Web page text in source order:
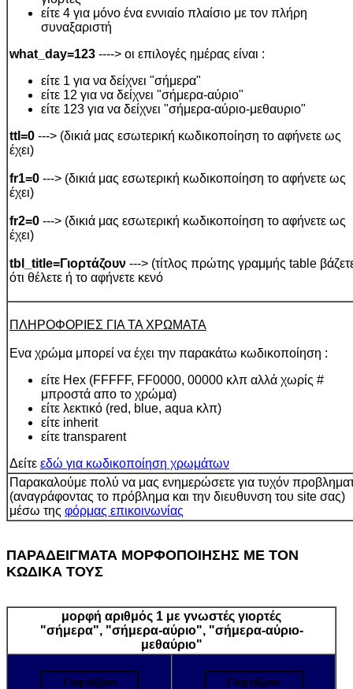
είτε 4 για μόνο ένα εννιαίο πλαίσιο με τον πλήρη
συναξαριστή
what_day=123 ----> οι επιλογές ημέρας είναι :
είτε 1 για να δείχνει "σήμερα"
είτε 12 για να δείχνει "σήμερα-αύριο"
είτε 123 για να δείχνει "σήμερα-αύριο-μεθαυριο"
ttl=0 ---> (δικιά μας εσωτερική κωδικοποίηση το αφήνετε ως
έχει)
fr1=0 ---> (δικιά μας εσωτερική κωδικοποίηση το αφήνετε ως
έχει)
fr2=0 ---> (δικιά μας εσωτερική κωδικοποίηση το αφήνετε ως
έχει)
tbl_title=Γιορτάζουν ---> (τίτλος πρώτης γραμμής table
ότι θέλετε ή το αφήνετε κενό
ΠΛΗΡΟΦΟΡΙΕΣ ΓΙΑ ΤΑ ΧΡΩΜΑΤΑ
Ενα χρώμα μπορεί να έχει την παρακάτω κωδικοποίηση :
είτε Hex (FFFFF, FF0000, 00000 κλπ αλλά χωρίς #
μπροστά απο το χρώμα)
είτε λεκτικό (red, blue, aqua κλπ)
είτε inherit
είτε transparent
Δείτε εδώ για κωδικοποίηση χρωμάτων
Παρακαλούμε πολύ να μας ενημερώσετε για τυχόν
(αναγράφοντας το πρόβλημα και την διευθυνση του site σας)
μέσω της φόρμας επικοινωνίας
ΠΑΡΑΔΕΙΓΜΑΤΑ ΜΟΡΦΟΠΟΙΗΣΗΣ ΜΕ ΤΟΝ
ΚΩΔΙΚΑ ΤΟΥΣ
μορφή αριθμός 1 με γνωστές γιορτές
"σήμερα", "σήμερα-αύριο", "σήμερα-αύριο-
μεθαύριο"
Γιορτάζουν
Γιορτάζουν